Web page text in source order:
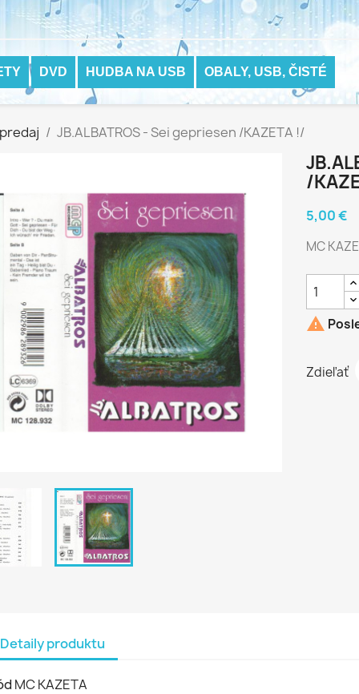
DVD HUDBA NA USB OBALY, USB, ČISTÉ
JB.ALBATROS - Sei gepriesen /KAZETA !/
/
5,00 €
MC

Zdieľať
Detaily produktu
MC KAZETA